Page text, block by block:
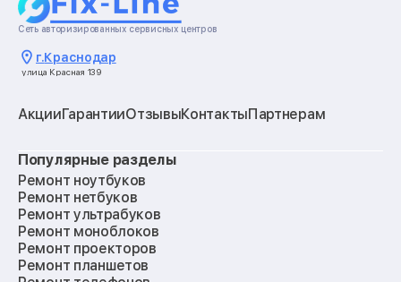
Сеть авторизированных сервисных центров
г.Краснодар
улица Красная 139
АкцииГарантииОтзывыКонтактыПартнерам
Популярные разделы
Ремонт ноутбуков
Ремонт нетбуков
Ремонт ультрабуков
Ремонт моноблоков
Ремонт проекторов
Ремонт планшетов